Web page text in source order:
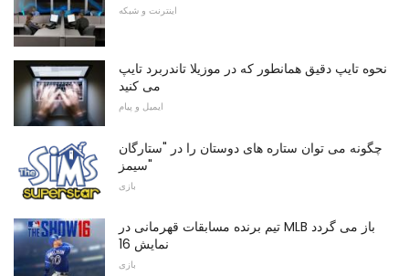
اینترنت و شبکه
نحوه تایپ دقیق همانطور که در موزیلا تاندربرد تایپ
می کنید
ایمیل و پیام
چگونه می توان ستاره های دوستان را در "ستارگان
سیمز"
بازی
تیم برنده مسابقات قهرمانی در MLB باز می گردد
نمایش 16
بازی